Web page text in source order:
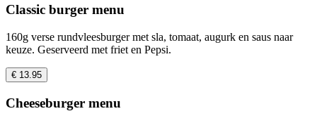
Classic burger menu
160g verse rundvleesburger met sla, tomaat, augurk en saus naar
keuze. Geserveerd met friet en Pepsi.
€ 13.95
Cheeseburger menu